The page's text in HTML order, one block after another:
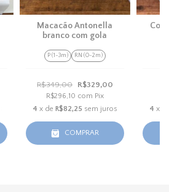
Macacão Antonella
branco com gola
P (1-3m) RN (0-2m)
R$349,00 R$329,00
R$296,10 com Pix
4 x deR$82,25 sem juros
COMPRAR
4 x